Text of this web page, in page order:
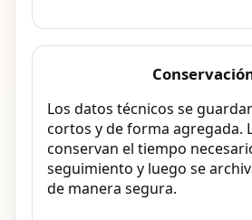
Los datos técnicos se
cortos y de forma agregada.
conservan el tiempo
seguimiento y luego se
de manera segura.